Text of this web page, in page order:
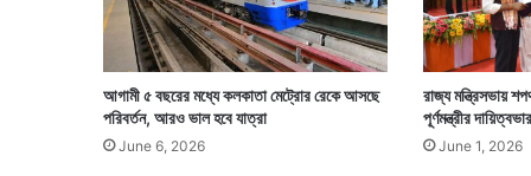
আগামী ৫ বছরের মধ্যে কলকাতা মেট্রোর রেকে আসছে
পরিবর্তন, আরও ভাল হবে যাত্রা
June 6, 2026
রাজ্য মন্ত্রিসভায়
পূর্ণমন্ত্রীর দায়িত্বভার
June 1, 2026